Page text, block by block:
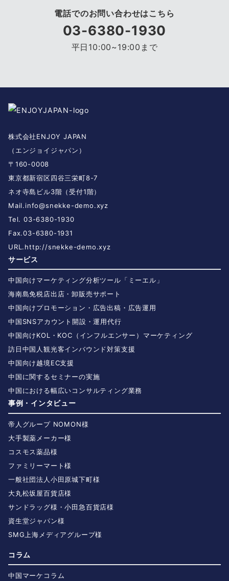
電話でのお問い合わせはこちら
03-6380-1930
平日10:00~19:00まで
株式会社ENJOY JAPAN
（エンジョイジャパン）
〒160-0008
東京都新宿区四谷三栄町8-7
ネオ寺島ビル3階（受付1階）
Mail.info@snekke-demo.xyz
Tel. 03-6380-1930
Fax.03-6380-1931
URL.http://snekke-demo.xyz
サービス
中国向けマーケティング分析ツール「ミーエル」
海南島免税店出店・卸販売サポート
中国向けプロモーション・広告出稿・広告運用
中国SNSアカウント開設・運用代行
中国向けKOL・KOC（インフルエンサー）マーケティング
訪日中国人観光客インバウンド対策支援
中国向け越境EC支援
中国に関するセミナーの実施
中国における幅広いコンサルティング業務
事例・インタビュー
帝人グループ NOMON様
大手製薬メーカー様
コスモス薬品様
ファミリーマート様
一般社団法人小田原城下町様
大丸松坂屋百貨店様
サンドラッグ様・小田急百貨店様
資生堂ジャパン様
SMG上海メディアグループ様
コラム
中国マーケコラム